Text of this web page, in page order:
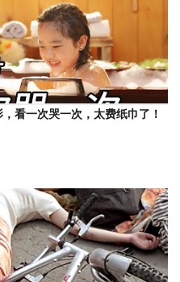
看一次哭一次，太费纸巾了！